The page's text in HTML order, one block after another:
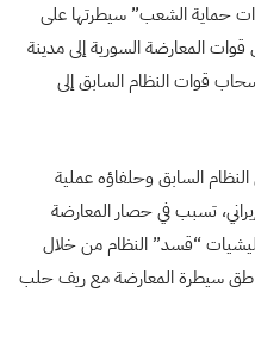
حماية الشعب” سيطرتها على
المعارضة السورية إلى مدينة
حتى عام 2015 مع انسحاب قوات النظام السابق إلى
كانون الأول 2016، شن النظام السابق وحلفاؤه عملية
تسبب في حصار المعارضة
“قسد” النظام من خلال
سيطرة المعارضة مع ريف حلب